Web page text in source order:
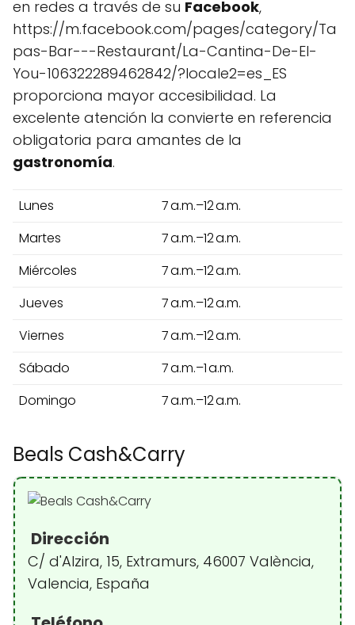
en redes a través de su Facebook,
https://m.facebook.com/pages/category/Ta
pas-Bar---Restaurant/La-Cantina-De-El-
You-106322289462842/?locale2=es_ES
proporciona mayor accesibilidad. La
excelente atención la convierte en referencia
obligatoria para amantes de la
gastronomía.
Lunes
7 a.m.–12 a.m.
Martes
7 a.m.–12 a.m.
Miércoles
7 a.m.–12 a.m.
Jueves
7 a.m.–12 a.m.
Viernes
7 a.m.–12 a.m.
Sábado
7 a.m.–1 a.m.
Domingo
7 a.m.–12 a.m.
Beals Cash&Carry
Dirección
C/ d'Alzira, 15, Extramurs, 46007 València,
Valencia, España